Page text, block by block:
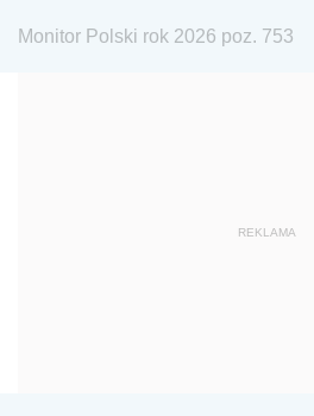
1975 1974
1959
Monitor Polski rok 2026 poz. 753
REKLAMA